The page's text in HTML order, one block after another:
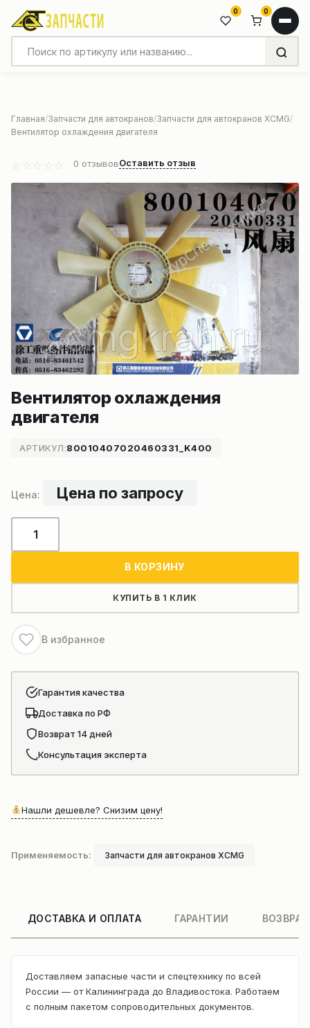
0 0
Главная Запчасти для автокранов Запчасти для автокранов XCMG
Вентилятор охлаждения двигателя
0 отзывовОставить отзыв
Вентилятор охлаждения
двигателя
АРТИКУЛ:80010407020460331_K400
Цена по запросу
товара
В КОРЗИНУ
КУПИТЬ В 1 КЛИК
В избранное
Гарантия качества
Доставка по РФ
Возврат 14 дней
Консультация эксперта
Нашли дешевле? Снизим цену!
Применяемость: Запчасти для автокранов XCMG
ДОСТАВКА И ОПЛАТА ГАРАНТИИ
Доставляем запасные части и спецтехнику по всей
России — от Калининграда до Владивостока. Работаем
с полным пакетом сопроводительных документов.